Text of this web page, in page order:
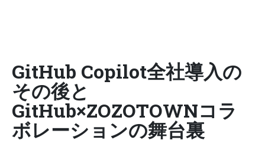
GitHub Copilot全社導入の
その後と
GitHub×ZOZOTOWNコラ
ボレーションの舞台裏